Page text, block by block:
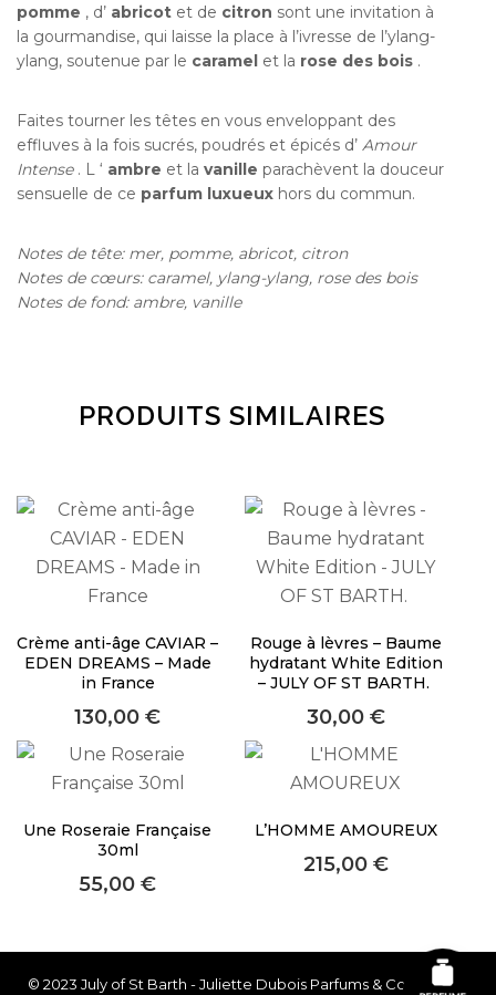
pomme , d’ abricot et de citron sont une invitation à
la gourmandise, qui laisse la place à l’ivresse de l’ylang-
ylang, soutenue par le caramel et la rose des bois .
Faites tourner les têtes en vous enveloppant des
effluves à la fois sucrés, poudrés et épicés d’ Amour
Intense. L ‘ ambre et la vanille parachèvent la douceur
sensuelle de ce parfum luxueux hors du commun.
Notes de tête: mer, pomme, abricot, citron
Notes de cœurs: caramel, ylang-ylang, rose des bois
Notes de fond: ambre, vanille
PRODUITS SIMILAIRES
Crème anti-âge CAVIAR –
EDEN DREAMS – Made
in France
130,00 €
Rouge à lèvres – Baume
hydratant White Edition
– JULY OF ST BARTH.
30,00 €
Une Roseraie Française
30ml
55,00 €
L’HOMME AMOUREUX
215,00 €
© 2023 July of St Barth - Juliette Dubois Parfums & Couture. All